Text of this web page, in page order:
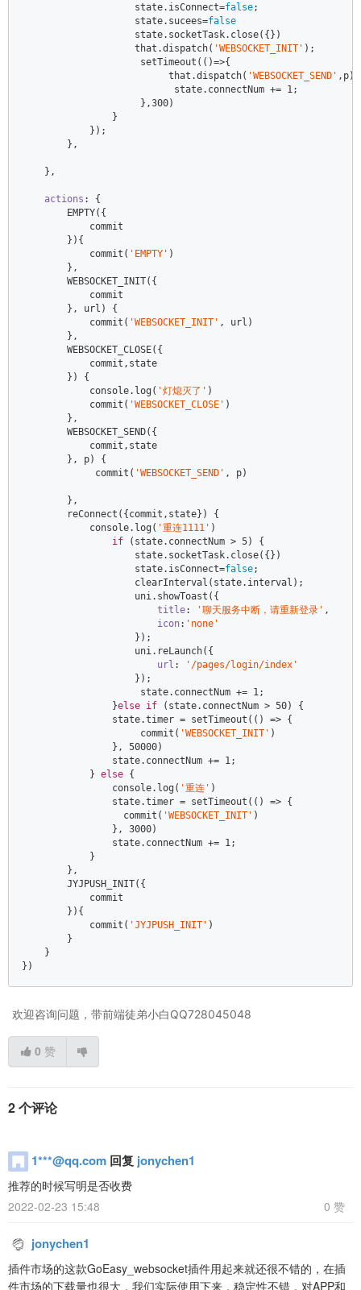
                    state.isConnect=
false;
                    state.sucees=
false
                    state.socketTask.close({})
                    that.dispatch(
'WEBSOCKET_INIT' );
                     setTimeout(
()=>{
                          that.dispatch(
'WEBSOCKET_SEND'
                           state.connectNum +=
1;
                     },
300)
                }
            });
        },
    },
actions : {
        EMPTY({
            commit
        }){
            commit(
'EMPTY' )
        },
        WEBSOCKET_INIT({
            commit
        }, url) {
            commit(
'WEBSOCKET_INIT' , url)
        },
        WEBSOCKET_CLOSE({
            commit,state
        }) {
console.log( '灯熄灭了' )
            commit(
'WEBSOCKET_CLOSE' )
        },
        WEBSOCKET_SEND({
            commit,state
        }, p) {
             commit(
'WEBSOCKET_SEND' , p)
        },
        reConnect({commit,state}) {
console.log( '重连1111' )
if (state.connectNum > 5) {
                    state.socketTask.close({})
                    state.isConnect=
false;
                    clearInterval(state.interval);
                    uni.showToast({
title: '聊天服务中断，请重新登录' ,
icon: 'none'
                    });
                    uni.reLaunch({
url :
'/pages/login/index'
                    });
                     state.connectNum +=
1;
                }
else if (state.connectNum > 50) {
                state.timer = setTimeout(
() => {
                     commit(
'WEBSOCKET_INIT' )
                },
50000)
                state.connectNum +=
1;
            }
else {
console.log( '重连' )
                state.timer = setTimeout(
() => {
                  commit(
'WEBSOCKET_INIT' )
                },
3000)
                state.connectNum +=
1;
            }
        },
        JYJPUSH_INIT({
            commit
        }){
            commit(
'JYJPUSH_INIT' )
        }
    }
})
欢迎咨询问题，带前端徒弟小白QQ728045048
0 赞
2 个评论
1***@qq.com 回复 jonychen1
推荐的时候写明是否收费
2022-02-23 15:48
0 赞
jonychen1
插件市场的这款GoEasy_websocket插件用起来就还很不错的，在插
件市场的下载量也很大，我们实际使用下来，稳定性不错，对APP和